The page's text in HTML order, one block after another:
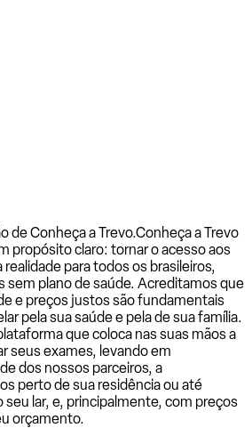
de Conheça a Trevo.Conheça a Trevo
propósito claro: tornar o acesso aos
para todos os brasileiros,
sem plano de saúde. Acreditamos que
e preços justos são fundamentais
pela sua saúde e pela de sua família.
que coloca nas suas mãos a
seus exames, levando em
dos nossos parceiros, a
perto de sua residência ou até
lar, e, principalmente, com preços
orçamento.